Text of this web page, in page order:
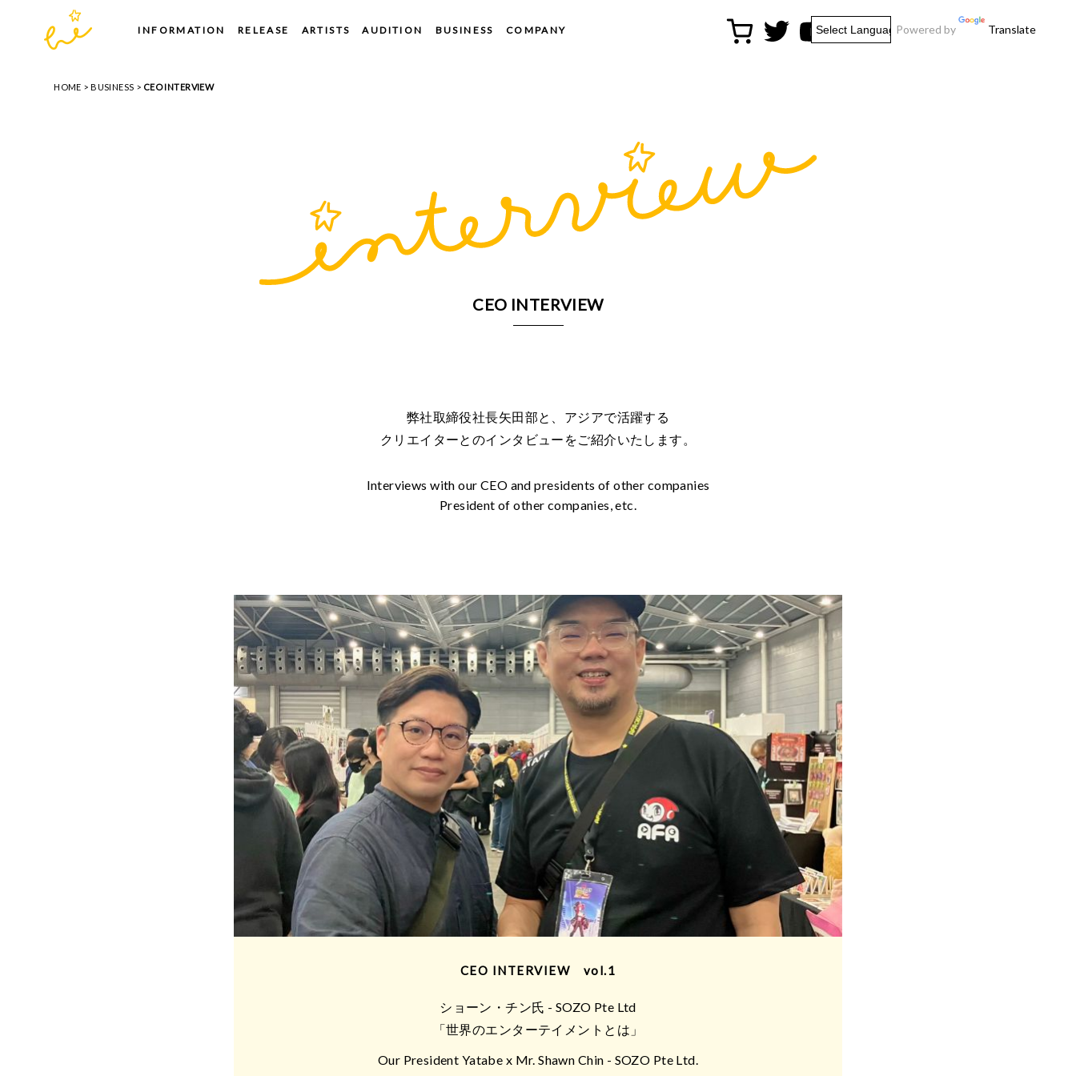
Powered by Translate
INFORMATION RELEASE ARTISTS AUDITION BUSINESS COMPANY
HOME BUSINESS CEO INTERVIEW
CEO INTERVIEW
弊社取締役社長矢田部と、アジアで活躍する
クリエイターとのインタビューをご紹介いたします。
Interviews with our CEO and presidents of other companies
President of other companies, etc.
CEO INTERVIEW vol.1
ショーン・チン氏 - SOZO Pte Ltd
「世界のエンターテイメントとは」
Our President Yatabe x Mr. Shawn Chin - SOZO Pte Ltd.